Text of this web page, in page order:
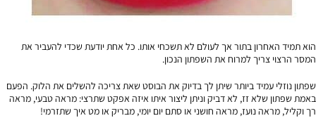
הוא תמיד האחרון בתור אך לעולם לא תשכחי אותו. כל אחת יודעת שכדי להעביר את
המסר הרצוי צריך למרוח את השפתון הנכון.
שפתון נוזלי עמיד ביותר שיתן לך בדיוק את הבוסט שאת צריכה להשלים את הלוק. הפעם
באמת שפתון שלא זז, לא דביק וניתן ליצור איתו איזה אפקט שתרצי: מראה טבעי, מראה
רך וקליל, מראה נועז, מראה חושני או סתם יום יומי, מבריק או מט איך שתזרמי!